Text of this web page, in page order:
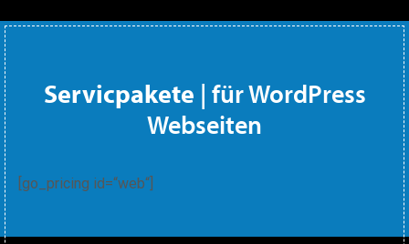
Servicpakete | für WordPress
Webseiten
[go_pricing id=“web“]